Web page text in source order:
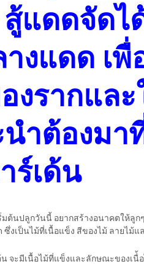
แดดจัดไ
างแดด เ
งรากแล
ำต้องมา
ร์เด้น
ต้นปลูกวันนี้ อยากสร้างอนาคตให้ลูก
งเป็นไม้ที่เนื้อแข็ง สีของไม้ ลายไม้แ
จะมีเนื้อไม้ที่แข็งและลักษณะของเนื่้